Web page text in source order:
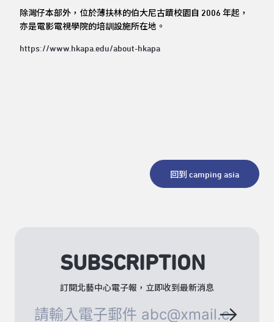
除灣仔本部外，位於薄扶林的伯大尼古蹟校園自 2006 年起，
亦是電影電視學院的培訓設施所在地。
https://www.hkapa.edu/about-hkapa
回到 camping asia
SUBSCRIPTION
訂閱北藝中心電子報，立即收到最新消息